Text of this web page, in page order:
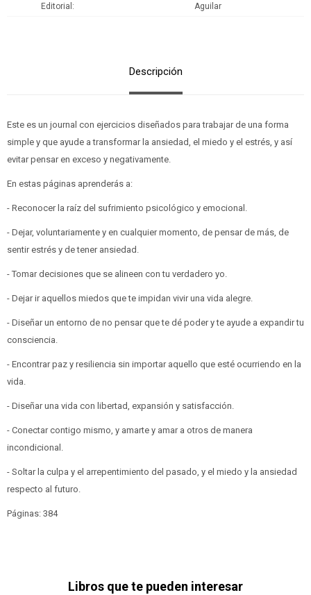
Editorial Aguilar
Descripción
Este es un journal con ejercicios diseñados para trabajar de una forma
simple y que ayude a transformar la ansiedad, el miedo y el estrés, y así
evitar pensar en exceso y negativamente.
En estas páginas aprenderás a:
- Reconocer la raíz del sufrimiento psicológico y emocional.
- Dejar, voluntariamente y en cualquier momento, de pensar de más, de
sentir estrés y de tener ansiedad.
- Tomar decisiones que se alineen con tu verdadero yo.
- Dejar ir aquellos miedos que te impidan vivir una vida alegre.
- Diseñar un entorno de no pensar que te dé poder y te ayude a expandir tu
consciencia.
- Encontrar paz y resiliencia sin importar aquello que esté ocurriendo en la
vida.
- Diseñar una vida con libertad, expansión y satisfacción.
- Conectar contigo mismo, y amarte y amar a otros de manera
incondicional.
- Soltar la culpa y el arrepentimiento del pasado, y el miedo y la ansiedad
respecto al futuro.
Páginas: 384
Libros que te pueden interesar